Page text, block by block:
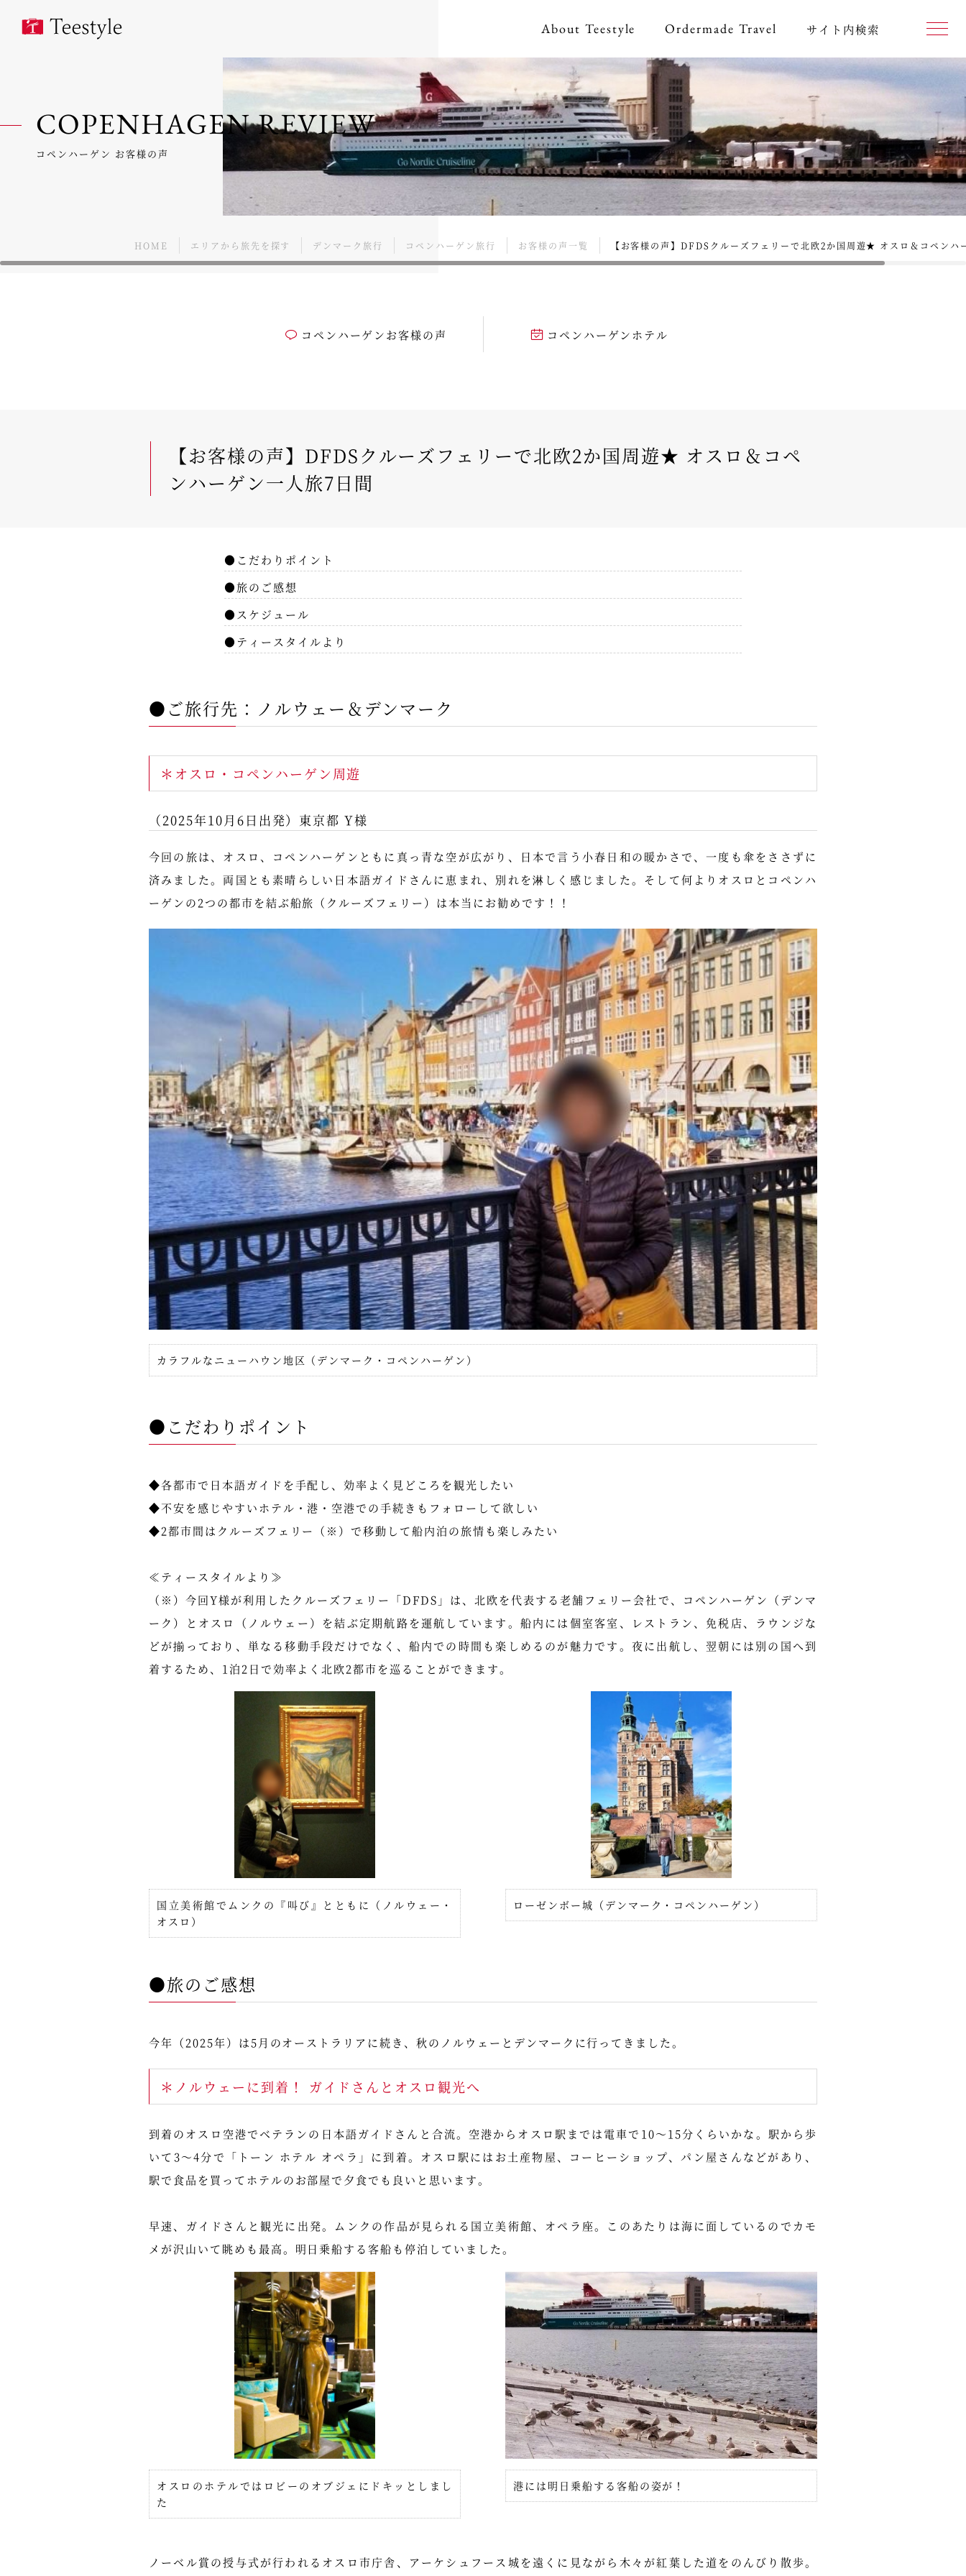
About Teestyle Ordermade Travel サイト内検索
COPENHAGEN REVIEW
コペンハーゲン お客様の声
HOME エリアから旅先を探す デンマーク旅行 コペンハーゲン旅行 お客様の声一覧 【お客様の声】DFDSクルーズフェリーで北欧2か国周遊★ オスロ＆コペンハ
コペンハーゲンお客様の声 コペンハーゲンホテル
【お客様の声】DFDSクルーズフェリーで北欧2か国周遊★ オスロ＆コペ
ンハーゲン一人旅7日間
●こだわりポイント
●旅のご感想
●スケジュール
●ティースタイルより
●ご旅行先：ノルウェー＆デンマーク
＊オスロ・コペンハーゲン周遊
（2025年10月6日出発）東京都 Y様
今回の旅は、オスロ、コペンハーゲンともに真っ青な空が広がり、日本で言う小春日和の暖かさで、一度も傘をささずに
済みました。両国とも素晴らしい日本語ガイドさんに恵まれ、別れを淋しく感じました。そして何よりオスロとコペンハ
ーゲンの2つの都市を結ぶ船旅（クルーズフェリー）は本当にお勧めです！！
カラフルなニューハウン地区（デンマーク・コペンハーゲン）
●こだわりポイント
◆各都市で日本語ガイドを手配し、効率よく見どころを観光したい
◆不安を感じやすいホテル・港・空港での手続きもフォローして欲しい
◆2都市間はクルーズフェリー（※）で移動して船内泊の旅情も楽しみたい
≪ティースタイルより≫
（※）今回Y様が利用したクルーズフェリー「DFDS」は、北欧を代表する老舗フェリー会社で、コペンハーゲン（デンマ
ーク）とオスロ（ノルウェー）を結ぶ定期航路を運航しています。船内には個室客室、レストラン、免税店、ラウンジな
どが揃っており、単なる移動手段だけでなく、船内での時間も楽しめるのが魅力です。夜に出航し、翌朝には別の国へ到
着するため、1泊2日で効率よく北欧2都市を巡ることができます。
国立美術館でムンクの『叫び』とともに（ノルウェー・
オスロ）
ローゼンボー城（デンマーク・コペンハーゲン）
●旅のご感想
今年（2025年）は5月のオーストラリアに続き、秋のノルウェーとデンマークに行ってきました。
＊ノルウェーに到着！ ガイドさんとオスロ観光へ
到着のオスロ空港でベテランの日本語ガイドさんと合流。空港からオスロ駅までは電車で10～15分くらいかな。駅から歩
いて3～4分で「トーン ホテル オペラ」に到着。オスロ駅にはお土産物屋、コーヒーショップ、パン屋さんなどがあり、
駅で食品を買ってホテルのお部屋で夕食でも良いと思います。
早速、ガイドさんと観光に出発。ムンクの作品が見られる国立美術館、オペラ座。このあたりは海に面しているのでカモ
メが沢山いて眺めも最高。明日乗船する客船も停泊していました。
オスロのホテルではロビーのオブジェにドキッとしまし
た
港には明日乗船する客船の姿が！
ノーベル賞の授与式が行われるオスロ市庁舎、アーケシュフース城を遠くに見ながら木々が紅葉した道をのんびり散歩。